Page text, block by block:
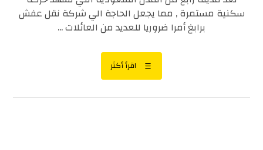
سكنية مستمرة , مما يجعل الحاجة الي شركة نقل عفش
برابغ أمرا ضروريا للعديد من العائلات ...
اقرأ أكثر